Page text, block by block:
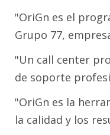
"OriGn es el
Grupo 77,
"Un call center
de soporte
"OriGn es la
la calidad y los